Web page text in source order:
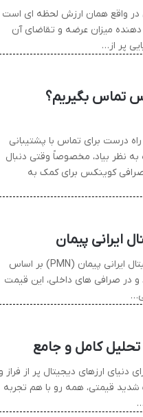
در واقع همان ارزش لحظه ای است
میزان عرضه و تقاضای آن
پر از…
تماس بگیریم؟
درست برای تماس با پشتیبانی
نظر بیاد، مخصوصاً وقتی دنبال
صرافی کوینکس برای کمک به
ایرانی پیمان
قیمت ارز دیجیتال ایرانی پیمان قیمت ارز دیجیتال ایرانی پیمان (PMN) بر اساس
می شود و در صرافی های داخلی، این قیمت
ارزهای دیجیتال در ۲۰۲۱ سال ۲۰۲۱، برای دنیای ارزهای دیجیتال پر از
شدید قیمتی، همه رو با هم تجربه